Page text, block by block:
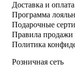
Доставка и оплата
Программа
Подарочные
Правила продажи
Политика
Розничная сеть